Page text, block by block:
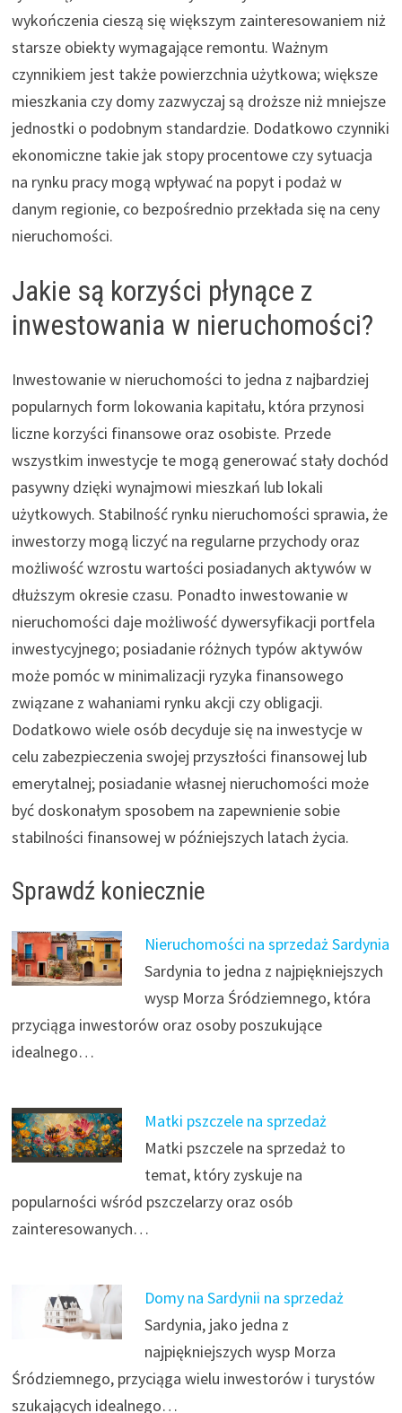
wykończenia cieszą się większym zainteresowaniem niż
starsze obiekty wymagające remontu. Ważnym
czynnikiem jest także powierzchnia użytkowa; większe
mieszkania czy domy zazwyczaj są droższe niż mniejsze
jednostki o podobnym standardzie. Dodatkowo czynniki
ekonomiczne takie jak stopy procentowe czy sytuacja
na rynku pracy mogą wpływać na popyt i podaż w
danym regionie, co bezpośrednio przekłada się na ceny
nieruchomości.
Jakie są korzyści płynące z
inwestowania w nieruchomości?
Inwestowanie w nieruchomości to jedna z najbardziej
popularnych form lokowania kapitału, która przynosi
liczne korzyści finansowe oraz osobiste. Przede
wszystkim inwestycje te mogą generować stały dochód
pasywny dzięki wynajmowi mieszkań lub lokali
użytkowych. Stabilność rynku nieruchomości sprawia, że
inwestorzy mogą liczyć na regularne przychody oraz
możliwość wzrostu wartości posiadanych aktywów w
dłuższym okresie czasu. Ponadto inwestowanie w
nieruchomości daje możliwość dywersyfikacji portfela
inwestycyjnego; posiadanie różnych typów aktywów
może pomóc w minimalizacji ryzyka finansowego
związane z wahaniami rynku akcji czy obligacji.
Dodatkowo wiele osób decyduje się na inwestycje w
celu zabezpieczenia swojej przyszłości finansowej lub
emerytalnej; posiadanie własnej nieruchomości może
być doskonałym sposobem na zapewnienie sobie
stabilności finansowej w późniejszych latach życia.
Sprawdź koniecznie
Nieruchomości na sprzedaż Sardynia
Sardynia to jedna z najpiękniejszych
wysp Morza Śródziemnego, która
przyciąga inwestorów oraz osoby poszukujące
idealnego…
Matki pszczele na sprzedaż
Matki pszczele na sprzedaż to
temat, który zyskuje na
popularności wśród pszczelarzy oraz osób
zainteresowanych…
Domy na Sardynii na sprzedaż
Sardynia, jako jedna z
najpiękniejszych wysp Morza
Śródziemnego, przyciąga wielu inwestorów i turystów
szukających idealnego…